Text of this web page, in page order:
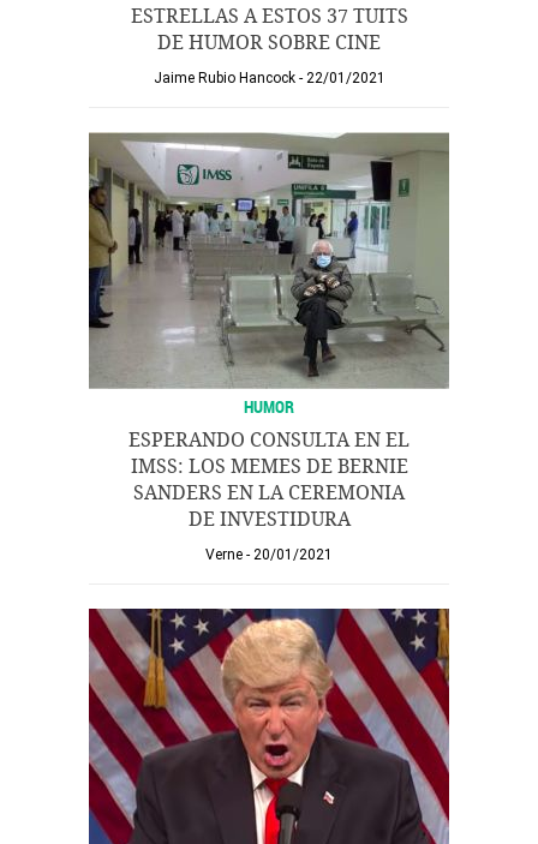
ESTRELLAS A ESTOS 37 TUITS
DE HUMOR SOBRE CINE
Jaime Rubio Hancock 22/01/2021
HUMOR
ESPERANDO CONSULTA EN EL
IMSS: LOS MEMES DE BERNIE
SANDERS EN LA CEREMONIA
DE INVESTIDURA
Verne 20/01/2021